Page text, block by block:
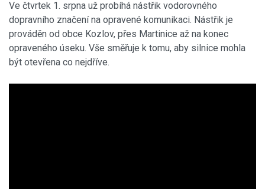
Ve čtvrtek 1. srpna už probíhá nástřik vodorovného
dopravního značení na opravené komunikaci. Nástřik je
prováděn od obce Kozlov, přes Martinice až na konec
opraveného úseku. Vše směřuje k tomu, aby silnice mohla
být otevřena co nejdříve.